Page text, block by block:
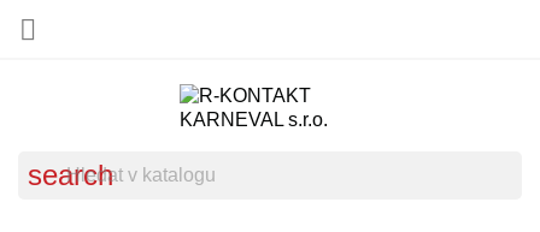

search